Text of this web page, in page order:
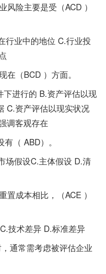
险主要是受（ACD ）
行业中的地位 C.行业投
（BCD ）方面。
进行的 B.资产评估以现
C.资产评估以现实状况
调客观存在
（ ABD）。
假设C.主体假设 D.清
成本相比，（ACE ）
术差异 D.标准差异
通常需考虑被评估企业